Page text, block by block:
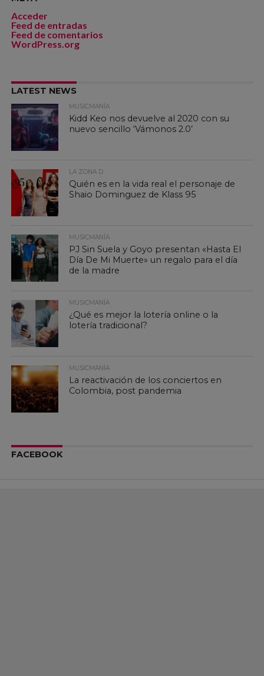
Acceder
Feed de entradas
Feed de comentarios
WordPress.org
LATEST NEWS
MUSICMANÍA
Kidd Keo nos devuelve al 2020 con su
nuevo sencillo ‘Vámonos 2.0’
LA ZONA D
Quién es en la vida real el personaje de
Shaio Dominguez de Klass 95
MUSICMANÍA
PJ Sin Suela y Goyo presentan «Hasta El
Día De Mi Muerte» un regalo para el día
de la madre
MUSICMANÍA
¿Qué es mejor la lotería online o la
lotería tradicional?
MUSICMANÍA
La reactivación de los conciertos en
Colombia, post pandemia
FACEBOOK